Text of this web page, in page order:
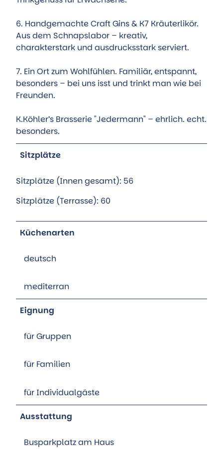
6. Handgemachte Craft Gins & K7 Kräuterlikör.
Aus dem Schnapslabor – kreativ,
charakterstark und ausdrucksstark serviert.
7. Ein Ort zum Wohlfühlen. Familiär, entspannt,
besonders – bei uns isst und trinkt man wie bei
Freunden.
K.Köhler’s Brasserie "Jedermann" – ehrlich. echt.
besonders.
Sitzplätze
Sitzplätze (Innen gesamt): 56
Sitzplätze (Terrasse): 60
Küchenarten
deutsch
mediterran
Eignung
für Gruppen
für Familien
für Individualgäste
Ausstattung
Busparkplatz am Haus